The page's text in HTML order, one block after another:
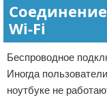
Wi-Fi
Беспроводное
Иногда
ноутбуке не